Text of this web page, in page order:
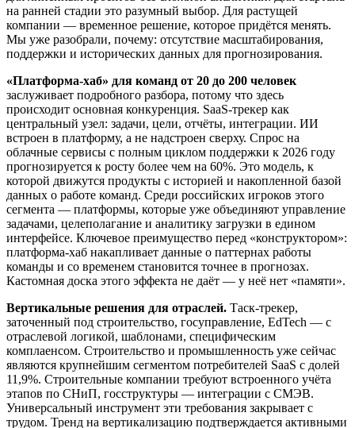
на ранней стадии это разумный выбор. Для растущей
компании — временное решение, которое придётся менять.
Мы уже разобрали, почему: отсутствие масштабирования,
поддержки и исторических данных для прогнозирования.
«Платформа-хаб» для команд от 20 до 200 человек
заслуживает подробного разбора, потому что здесь
происходит основная конкуренция. SaaS-трекер как
центральный узел: задачи, цели, отчёты, интеграции. ИИ
встроен в платформу, а не надстроен сверху. Спрос на
облачные сервисы с полным циклом поддержки к 2026 году
прогнозируется к росту более чем на 60%. Это модель, к
которой движутся продукты с историей и накопленной базой
данных о работе команд. Среди российских игроков этого
сегмента — платформы, которые уже объединяют управление
задачами, целеполагание и аналитику загрузки в едином
интерфейсе. Ключевое преимущество перед «конструктором»:
платформа-хаб накапливает данные о паттернах работы
команды и со временем становится точнее в прогнозах.
Кастомная доска этого эффекта не даёт — у неё нет «памяти».
Вертикальные решения для отраслей. Таск-трекер,
заточенный под строительство, госуправление, EdTech — с
отраслевой логикой, шаблонами, специфическим
комплаенсом. Строительство и промышленность уже сейчас
являются крупнейшим сегментом потребителей SaaS с долей
11,9%. Строительные компании требуют встроенного учёта
этапов по СНиП, госструктуры — интеграции с СМЭВ.
Универсальный инструмент эти требования закрывает с
трудом. Тренд на вертикализацию подтверждается активными